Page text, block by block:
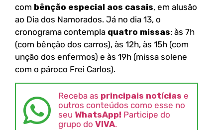
com bênção especial aos casais, em alusão
ao Dia dos Namorados. Já no dia 13, o
cronograma contempla quatro missas: às 7h
(com bênção dos carros), às 12h, às 15h (com
unção dos enfermos) e às 19h (missa solene
com o pároco Frei Carlos).
Receba as principais notícias e
outros conteúdos como esse no
seu WhatsApp! Participe do
grupo do VIVA.